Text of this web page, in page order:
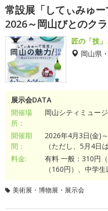
常設展「してぃみゅ
2026～岡山びとのク
匠の「技」
岡山県
展示会DATA
開催場
所：
岡山シティミュー
開催期
間：
2026年4月3日(金)
（ただし、5月4日
料金:
有料 一般：310円
（160円）、中
美術展・博物展・展示会